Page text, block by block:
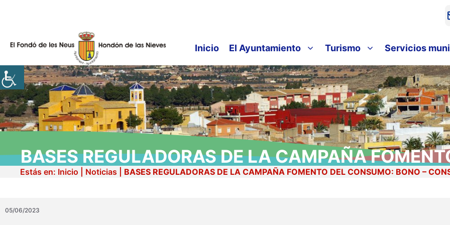
Inicio El Ayuntamiento Turismo Servicios
BASES REGULADORAS DE LA CAMPAÑA
CONSUMO HONDÓN DE LAS
Estás en: Inicio Noticias BASES REGULADORAS DE LA CAMPAÑA FOMENTO DEL CONSUMO: BONO –
05/06/2023